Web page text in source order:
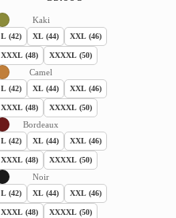
Kaki
L (42) XL (44) XXL (46)
XXXL (48) XXXXL (50)
Camel
L (42) XL (44) XXL (46)
XXXL (48) XXXXL (50)
Bordeaux
L (42) XL (44) XXL (46)
XXXL (48) XXXXL (50)
Noir
L (42) XL (44) XXL (46)
XXXL (48) XXXXL (50)